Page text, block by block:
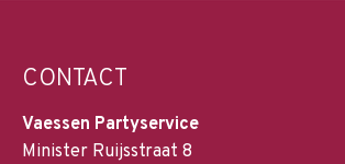
CONTACT
Vaessen Partyservice
Minister Ruijsstraat 8